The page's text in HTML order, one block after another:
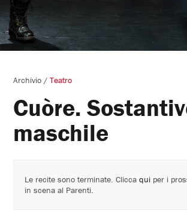
Archivio /Teatro
Cuòre.
maschile
Le recite sono terminate. Cliccaqui per i
in scena al Parenti.